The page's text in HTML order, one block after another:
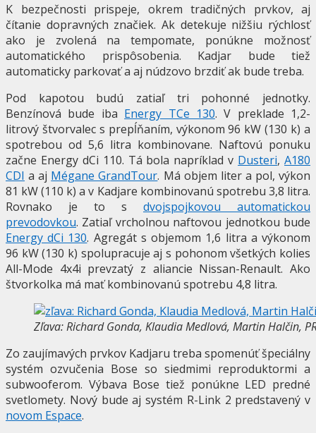
K bezpečnosti prispeje, okrem tradičných prvkov, aj
čítanie dopravných značiek. Ak detekuje nižšiu rýchlosť
ako je zvolená na tempomate, ponúkne možnosť
automatického prispôsobenia. Kadjar bude tiež
automaticky parkovať a aj núdzovo brzdiť ak bude treba.
Pod kapotou budú zatiaľ tri pohonné jednotky.
Benzínová bude iba Energy TCe 130. V preklade 1,2-
litrový štvorvalec s prepĺňaním, výkonom 96 kW (130 k) a
spotrebou od 5,6 litra kombinovane. Naftovú ponuku
začne Energy dCi 110. Tá bola napríklad v Dusteri,A180
CDI a aj Mégane GrandTour. Má objem liter a pol, výkon
81 kW (110 k) a v Kadjare kombinovanú spotrebu 3,8 litra.
Rovnako je to s dvojspojkovou automatickou
prevodovkou. Zatiaľ vrcholnou naftovou jednotkou bude
Energy dCi 130. Agregát s objemom 1,6 litra a výkonom
96 kW (130 k) spolupracuje aj s pohonom všetkých kolies
All-Mode 4x4i prevzatý z aliancie Nissan-Renault. Ako
štvorkolka má mať kombinovanú spotrebu 4,8 litra.
Zľava: Richard Gonda, Klaudia Medlová, Martin Halčin,
Zo zaujímavých prvkov Kadjaru treba spomenúť špeciálny
systém ozvučenia Bose so siedmimi reproduktormi a
subwooferom. Výbava Bose tiež ponúkne LED predné
svetlomety. Nový bude aj systém R-Link 2 predstavený v
novom Espace.